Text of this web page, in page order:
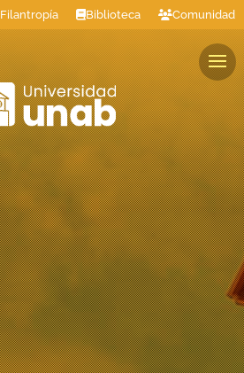
Filantropía Biblioteca Comunidad
Colaboradores Graduados